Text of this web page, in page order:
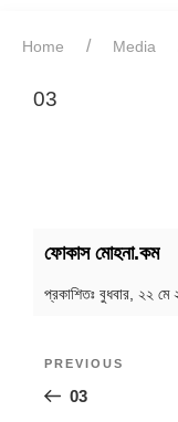
Home Media
03
ফোকাস মোহনা.কম
প্রকাশিতঃ বুধবার, ২২
Previous
Post
PREVIOUS
03